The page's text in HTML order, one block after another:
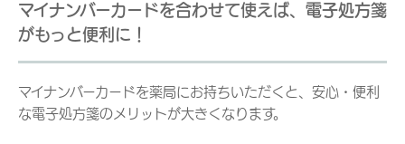
マイナンバーカードを合わせて使えば、電子処方箋
がもっと便利に！
マイナンバーカードを薬局にお持ちいただくと、安心・便利
な電子処方箋のメリットが大きくなります。